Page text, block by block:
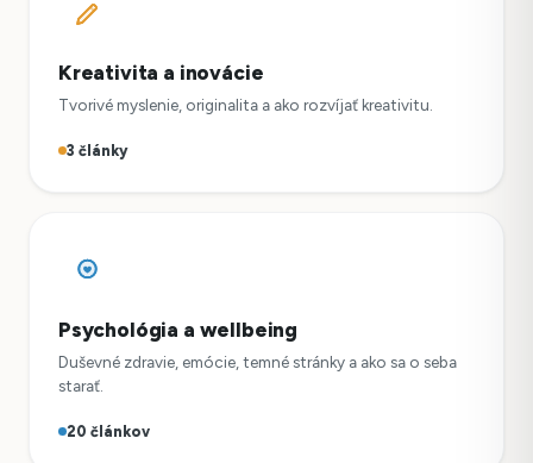
Kreativita a inovácie
Tvorivé myslenie, originalita a ako rozvíjať kreativitu.
3 články
Psychológia a wellbeing
Duševné zdravie, emócie, temné stránky a ako sa o seba
starať.
20 článkov